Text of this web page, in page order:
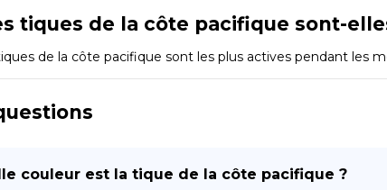
tiques de la côte pacifique sont-
Les tiques de la côte pacifique sont les plus actives
couleur est la tique de la côte pacifique ?